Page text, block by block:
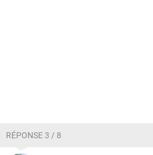
RÉPONSE 3 / 8